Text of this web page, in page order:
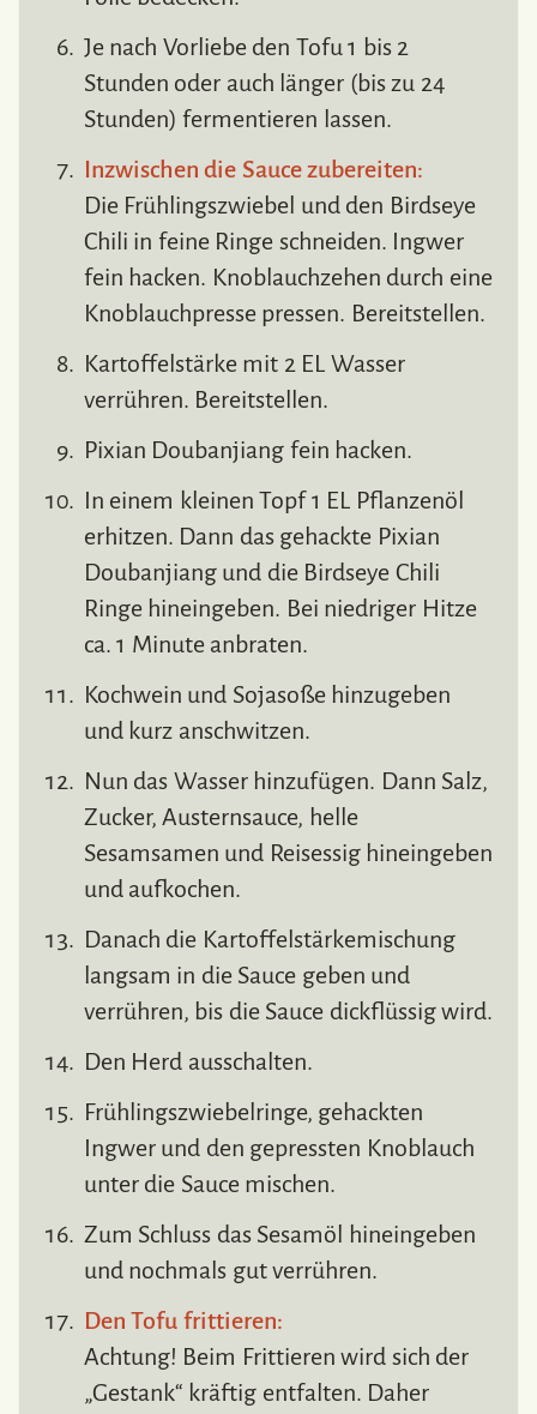
Je nach Vorliebe den Tofu 1 bis 2
Stunden oder auch länger (bis zu 24
Stunden) fermentieren lassen.
Inzwischen die Sauce zubereiten:
Die Frühlingszwiebel und den Birdseye
Chili in feine Ringe schneiden. Ingwer
fein hacken. Knoblauchzehen durch eine
Knoblauchpresse pressen. Bereitstellen.
Kartoffelstärke mit 2 EL Wasser
verrühren. Bereitstellen.
Pixian Doubanjiang fein hacken.
In einem kleinen Topf 1 EL Pflanzenöl
erhitzen. Dann das gehackte Pixian
Doubanjiang und die Birdseye Chili
Ringe hineingeben. Bei niedriger Hitze
ca. 1 Minute anbraten.
Kochwein und Sojasoße hinzugeben
und kurz anschwitzen.
Nun das Wasser hinzufügen. Dann Salz,
Zucker, Austernsauce, helle
Sesamsamen und Reisessig hineingeben
und aufkochen.
Danach die Kartoffelstärkemischung
langsam in die Sauce geben und
verrühren, bis die Sauce dickflüssig wird.
Den Herd ausschalten.
Frühlingszwiebelringe, gehackten
Ingwer und den gepressten Knoblauch
unter die Sauce mischen.
Zum Schluss das Sesamöl hineingeben
und nochmals gut verrühren.
Den Tofu frittieren:
Achtung! Beim Frittieren wird sich der
„Gestank“ kräftig entfalten. Daher